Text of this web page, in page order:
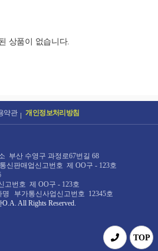
상품이 없습니다.
약관 개인정보처리방침
부산 수영구 과정로67번길 68
통신판매업신고번호 제 OO구 - 123호
고번호 제 OO구 - 123호
명 부가통신사업신고번호 12345호
O.A . All Rights Reserved.
TOP